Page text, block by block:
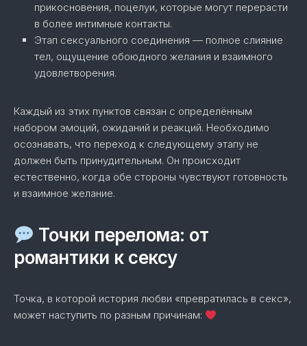
прикосновения, поцелуи, которые могут перерасти
в более интимные контакты.
Этап сексуального соединения — полное слияние
тел, ощущение обоюдного желания и взаимного
удовлетворения.
Каждый из этих пунктов связан с определённым
набором эмоций, ожиданий и реакций. Необходимо
осознавать, что переход к следующему этапу не
должен быть принудительным. Он происходит
естественно, когда обе стороны чувствуют готовность
и взаимное желание.
Точки перелома: от
романтики к сексу
Точка, в которой история любви «превратилась в секс»,
может наступить по разным причинам: